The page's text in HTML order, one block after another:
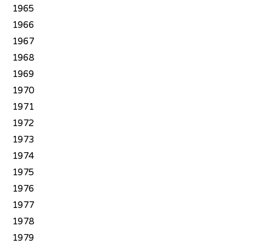
1965
1966
1967
1968
1969
1970
1971
1972
1973
1974
1975
1976
1977
1978
1979